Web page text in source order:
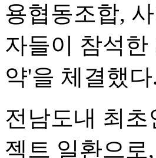
용협동조합,
자들이 참석
약'을 체결했다
전남도내 최
젝트 일환으